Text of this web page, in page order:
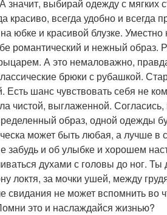
значит, выбирай одежду с мягких
всегда удобно и всегда
юбке и красивой блузке. Уместно
романтический и нежный образ.
А это немаловажно,
брюки с рубашкой.
шанс чувствовать себя не
чистой, выглаженной.
образ, одной одежды
может быть любая, а лучше в
забудь и об улыбке и хорошем
духами с головы до ног. Ты
локтя, за мочки ушей, между
свидания не может вспомнить во
это и наслаждайся жизнью?